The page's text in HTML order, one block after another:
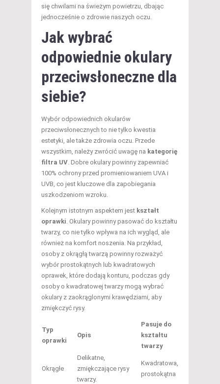
się chwilami na świeżym powietrzu, dbając
jednocześnie o zdrowie naszych oczu.
Jak wybrać
odpowiednie okulary
przeciwsłoneczne dla
siebie?
Wybór odpowiednich okularów
przeciwsłonecznych to nie tylko kwestia
estetyki, ale także zdrowia oczu. Przede
wszystkim, należy zwrócić uwagę na kategorię
filtra UV. Dobre okulary powinny zapewniać
100% ochrony przed promieniowaniem UVA i
UVB, co jest kluczowe dla zapobiegania
uszkodzeniom wzroku.
Kolejnym istotnym aspektem jest kształt
oprawki. Okulary powinny pasować do kształtu
twarzy, co nie tylko wpływa na ich wygląd, ale
również na komfort noszenia. Na przykład,
osoby z okrągłą twarzą powinny rozważyć
wybór prostokątnych lub kwadratowych
oprawek, które dodają konturu, podczas gdy
osoby o kwadratowej twarzy mogą wybrać
okulary z zaokrąglonymi krawędziami, aby
zmiękczyć rysy.
Typ
oprawki
Opis
Pasuje do
kształtu
twarzy
Okrągłe
Delikatne,
zmiękczające rysy
twarzy.
Kwadratowa,
prostokątna